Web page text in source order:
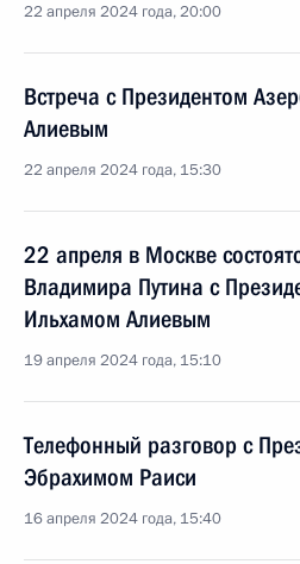
22 апреля 2024 года, 20:00
Встреча с Президентом
Алиевым
22 апреля 2024 года, 15:30
22 апреля в Москве
Владимира Путина с
Ильхамом Алиевым
19 апреля 2024 года, 15:10
Телефонный разговор с
Эбрахимом Раиси
16 апреля 2024 года, 15:40